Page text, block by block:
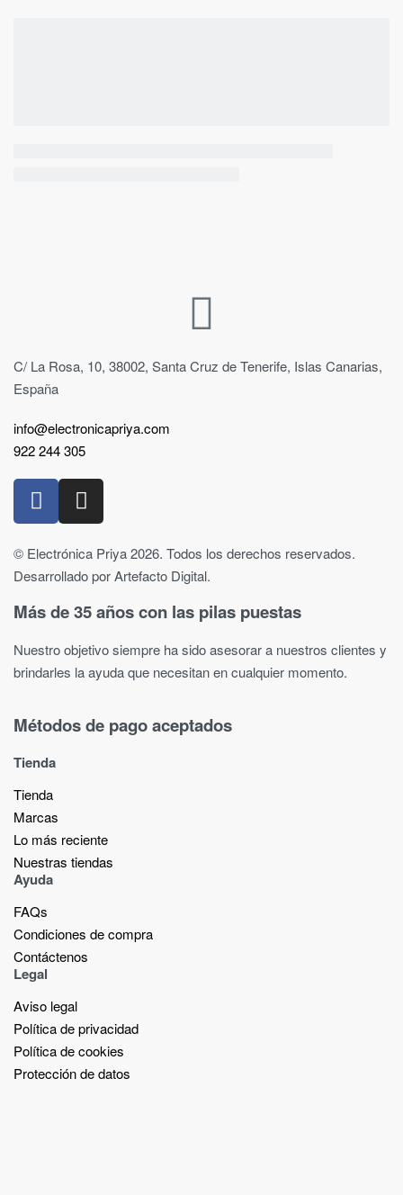
C/ La Rosa, 10, 38002, Santa Cruz de Tenerife, Islas Canarias,
España
info@electronicapriya.com
922 244 305
© Electrónica Priya 2026. Todos los derechos reservados.
Desarrollado por Artefacto Digital.
Más de 35 años con las pilas puestas
Nuestro objetivo siempre ha sido asesorar a nuestros clientes y
brindarles la ayuda que necesitan en cualquier momento.
Métodos de pago aceptados
Tienda
Tienda
Marcas
Lo más reciente​
Nuestras tiendas​
Ayuda
FAQs
Condiciones de compra
Contáctenos
Legal
Aviso legal
Política de privacidad
Política de cookies
Protección de datos